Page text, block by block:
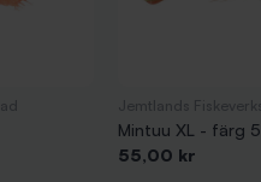
Mintuu XL - färg 5
Pris
55,00 kr